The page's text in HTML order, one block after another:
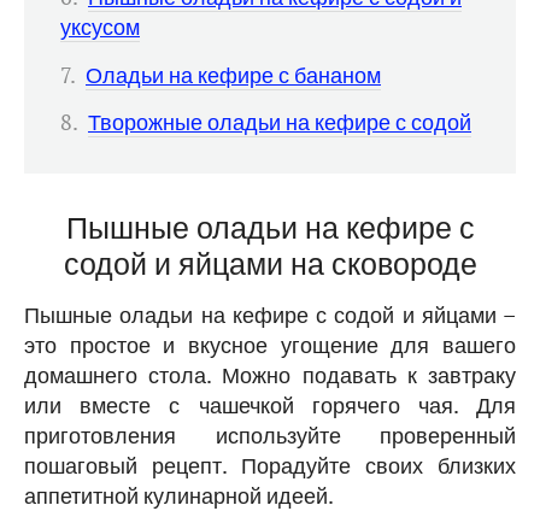
уксусом
Оладьи на кефире с бананом
Творожные оладьи на кефире с содой
Пышные оладьи на кефире с
содой и яйцами на сковороде
Пышные оладьи на кефире с содой и яйцами –
это простое и вкусное угощение для вашего
домашнего стола. Можно подавать к завтраку
или вместе с чашечкой горячего чая. Для
приготовления используйте проверенный
пошаговый рецепт. Порадуйте своих близких
аппетитной кулинарной идеей.